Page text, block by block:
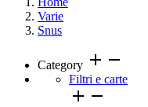
Varie
Snus
Category add remove
Filtri e carte
 